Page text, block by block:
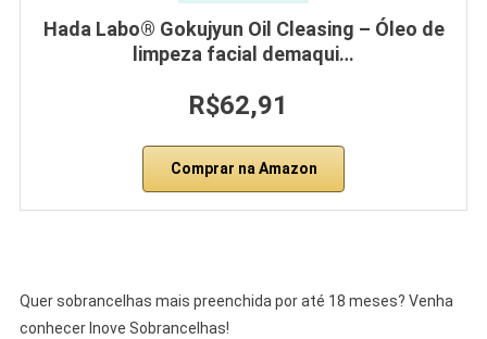
Hada Labo® Gokujyun Oil Cleasing – Óleo de
limpeza facial demaqui…
R$62,91
Comprar na Amazon
Quer sobrancelhas mais preenchida por até 18 meses? Venha
conhecer Inove Sobrancelhas!